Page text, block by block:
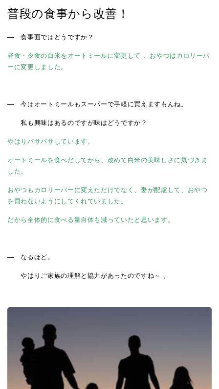
普段の食事から改善！
― 食事面ではどうですか？
昼食・夕食の白米をオートミールに変更して 、おやつはカロリーバ
ーに変更しました。
― 今はオートミールもスーパーで手軽に買えますもんね。
私も興味はあるのですが味はどうですか？
やはりパサパサしています。
オートミールを食べだしてから、改めて白米の美味しさに気づきま
した。
おやつもカロリーバーに変えただけでなく、妻が配慮して、おやつ
を買わないようにしてくれていました。
だから全体的に食べる量自体も減っていたと思います。
― なるほど。
やはりご家族の理解と協力があったのですね～ 。